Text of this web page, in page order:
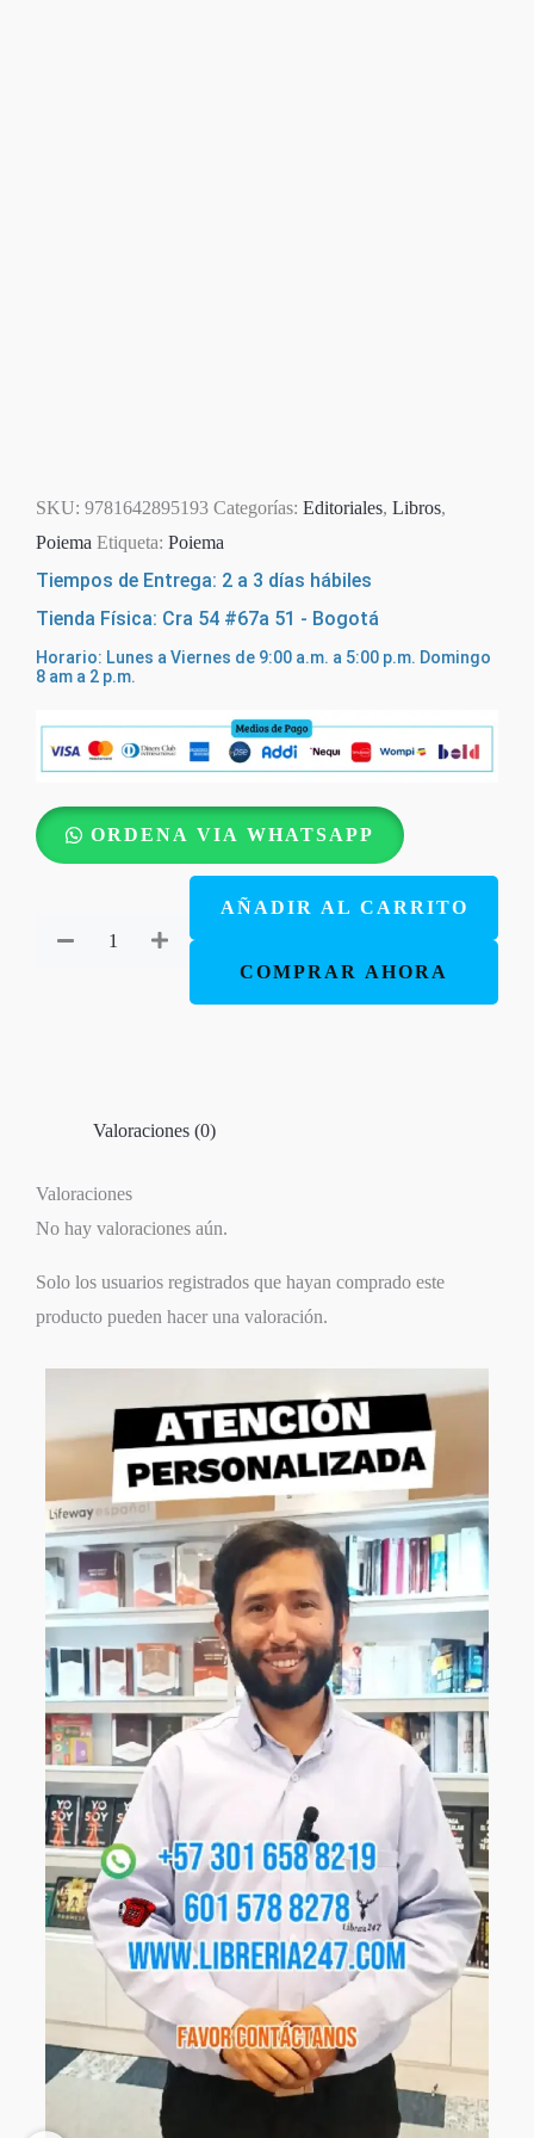
SKU: 9781642895193 Categorías: Editoriales, Libros,
Poiema Etiqueta: Poiema
Tiempos de Entrega: 2 a 3 días hábiles
Tienda Física: Cra 54 #67a 51 - Bogotá
Horario: Lunes a Viernes de 9:00 a.m. a 5:00 p.m. Domingo
8 am a 2 p.m.
ORDENA VIA WHATSAPP
AÑADIR AL CARRITO
COMPRAR AHORA
Valoraciones (0)
Valoraciones
No hay valoraciones aún.
Solo los usuarios registrados que hayan comprado este
producto pueden hacer una valoración.